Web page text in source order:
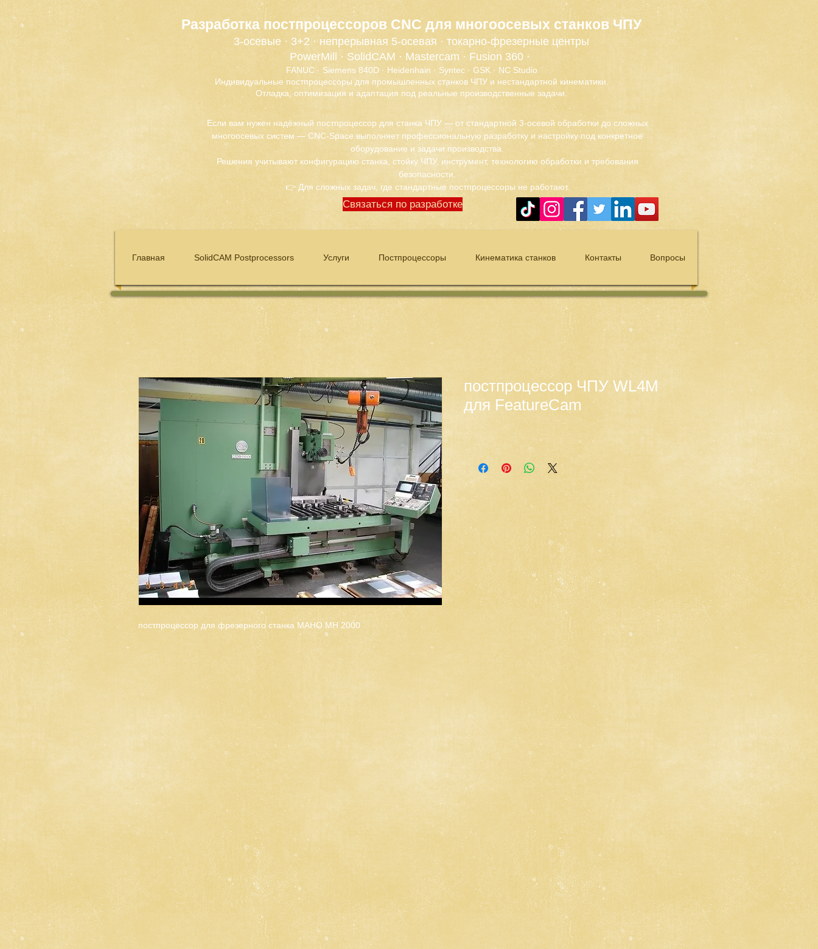
Разработка постпроцессоров CNC для многоосевых станков ЧПУ
3-осевые · 3+2 · непрерывная 5-осевая · токарно-фрезерные центры
PowerMill · SolidCAM · Mastercam · Fusion 360 ·
FANUC · Siemens 840D · Heidenhain · Syntec · GSK · NC Studio
Индивидуальные постпроцессоры для промышленных станков ЧПУ и нестандартной кинематики.
Отладка, оптимизация и адаптация под реальные производственные задачи.
Если вам нужен надёжный постпроцессор для станка ЧПУ — от стандартной 3-осевой обработки до сложных
многоосевых систем — CNC-Space выполняет профессиональную разработку и настройку под конкретное
оборудование и задачи производства.
Решения учитывают конфигурацию станка, стойку ЧПУ, инструмент, технологию обработки и требования
безопасности.
👉 Для сложных задач, где стандартные постпроцессоры не работают.
Связаться по разработке
Главная SolidCAM Postprocessors Услуги Постпроцессоры Кинематика станков Контакты Вопросы
постпроцессор для фрезерного станка МАНО МН 2000
постпроцессор ЧПУ WL4M
для FeatureCam